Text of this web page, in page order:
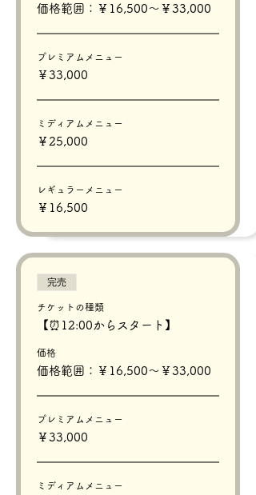
価格範囲：￥16,500〜￥33,000
プレミアムメニュー
￥33,000
ミディアムメニュー
￥25,000
レギュラーメニュー
￥16,500
完売
チケットの種類
【⏰12:00からスタート】
価格
価格範囲：￥16,500〜￥33,000
プレミアムメニュー
￥33,000
ミディアムメニュー